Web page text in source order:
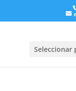
Seleccionar